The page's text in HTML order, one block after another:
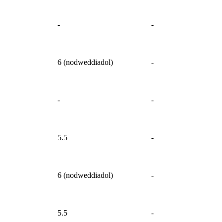
- -
6 (nodweddiadol) -
- -
5.5 -
6 (nodweddiadol) -
5.5 -